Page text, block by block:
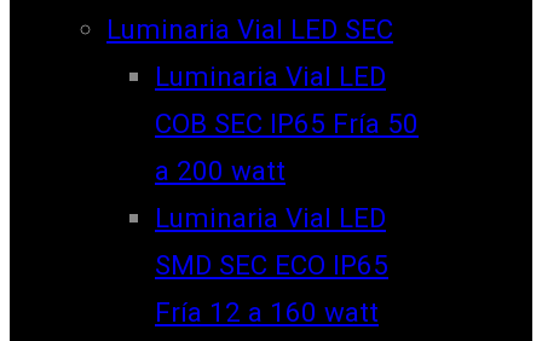
Luminaria Vial LED SEC
Luminaria Vial LED
COB SEC IP65 Fría 50
a 200 watt
Luminaria Vial LED
SMD SEC ECO IP65
Fría 12 a 160 watt